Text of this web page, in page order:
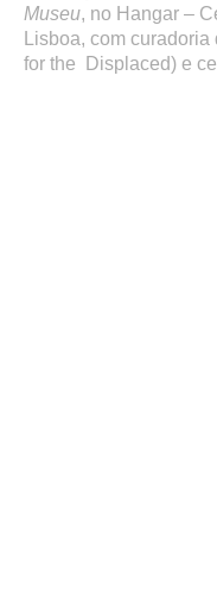
Museu, no Hangar –
Lisboa, com curadoria
for the Displaced) e